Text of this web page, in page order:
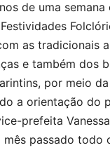
de uma
as tradicionais
e também dos
por meio
a orientação do
prefeita
mês passado todo